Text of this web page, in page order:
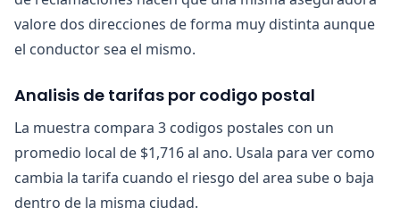
valore dos direcciones de forma muy distinta aunque
el conductor sea el mismo.
Analisis de tarifas por codigo postal
La muestra compara 3 codigos postales con un
promedio local de $1,716 al ano. Usala para ver como
cambia la tarifa cuando el riesgo del area sube o baja
dentro de la misma ciudad.